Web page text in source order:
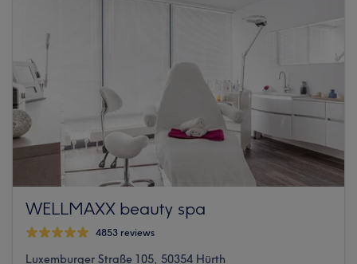
WELLMAXX beauty spa
4853 reviews
Luxemburger Straße 105, 50354 Hürth